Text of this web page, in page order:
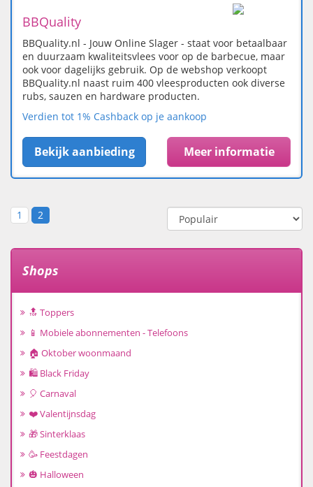
BBQuality
BBQuality.nl - Jouw Online Slager - staat voor betaalbaar
en duurzaam kwaliteitsvlees voor op de barbecue, maar
ook voor dagelijks gebruik. Op de webshop verkoopt
BBQuality.nl naast ruim 400 vleesproducten ook diverse
rubs, sauzen en hardware producten.
Verdien tot 1% Cashback op je aankoop
Bekijk aanbieding Meer informatie
1 2
Shops
🔝 Toppers
📱 Mobiele abonnementen - Telefoons
🏠 Oktober woonmaand
🛍️ Black Friday
🎈 Carnaval
❤️ Valentijnsdag
🎁 Sinterklaas
🥳 Feestdagen
🎃 Halloween